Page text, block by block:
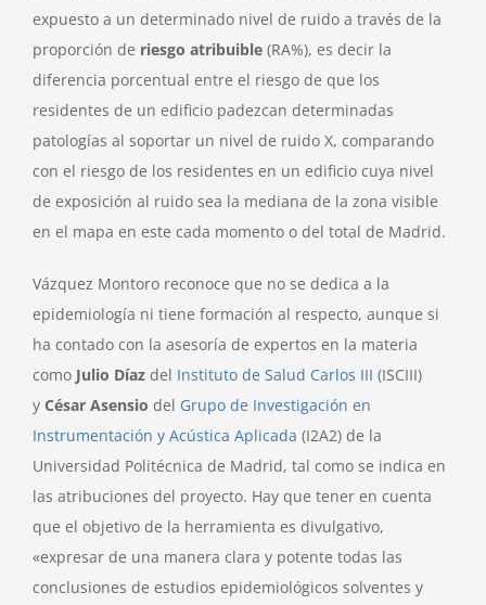
expuesto a un determinado nivel de ruido a través de la
proporción de riesgo atribuible (RA%), es decir la
diferencia porcentual entre el riesgo de que los
residentes de un edificio padezcan determinadas
patologías al soportar un nivel de ruido X, comparando
con el riesgo de los residentes en un edificio cuya nivel
de exposición al ruido sea la mediana de la zona visible
en el mapa en este cada momento o del total de Madrid.
Vázquez Montoro reconoce que no se dedica a la
epidemiología ni tiene formación al respecto, aunque si
ha contado con la asesoría de expertos en la materia
como Julio Díaz del Instituto de Salud Carlos III (ISCIII)
y César Asensio del Grupo de Investigación en
Instrumentación y Acústica Aplicada (I2A2) de la
Universidad Politécnica de Madrid, tal como se indica en
las atribuciones del proyecto. Hay que tener en cuenta
que el objetivo de la herramienta es divulgativo,
«expresar de una manera clara y potente todas las
conclusiones de estudios epidemiológicos solventes y